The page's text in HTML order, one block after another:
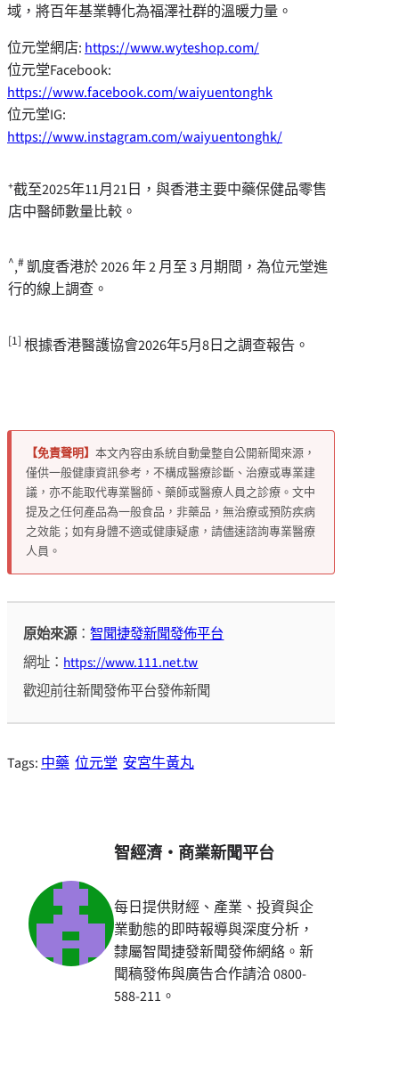
域，將百年基業轉化為福澤社群的溫暖力量。
位元堂網店: https://www.wyteshop.com/
位元堂Facebook:
https://www.facebook.com/waiyuentonghk
位元堂IG:
https://www.instagram.com/waiyuentonghk/
⁺截至2025年11月21日，與香港主要中藥保健品零售
店中醫師數量比較。
^,#凱度香港於 2026 年 2 月至 3 月期間，為位元堂進
行的線上調查。
[1] 根據香港醫護協會2026年5月8日之調查報告。
【免責聲明】 本文內容由系統自動彙整自公開新聞來源，
僅供一般健康資訊參考，不構成醫療診斷、治療或專業建
議，亦不能取代專業醫師、藥師或醫療人員之診療。文中
提及之任何產品為一般食品，非藥品，無治療或預防疾病
之效能；如有身體不適或健康疑慮，請儘速諮詢專業醫療
人員。
原始來源：智聞捷發新聞發佈平台
網址： https://www.111.net.tw
歡迎前往新聞發佈平台發佈新聞
Tags: 中藥 位元堂 安宮牛黃丸
智經濟・商業新聞平台
每日提供財經、產業、投資與企
業動態的即時報導與深度分析，
隸屬智聞捷發新聞發佈網絡。新
聞稿發佈與廣告合作請洽 0800-
588-211。